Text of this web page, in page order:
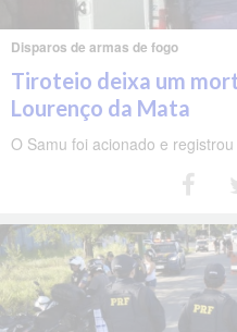
Disparos de armas de fogo
Tiroteio deixa um
Lourenço da Mata
O Samu foi acionado e